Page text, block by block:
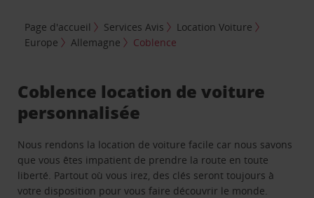
Page d'accueil Services Avis
Location Voiture
Europe
Allemagne Coblence
Coblence location de voiture
personnalisée
Nous rendons la location de voiture facile car nous savons
que vous êtes impatient de prendre la route en toute
liberté. Partout où vous irez, des clés seront toujours à
votre disposition pour vous faire découvrir le monde.